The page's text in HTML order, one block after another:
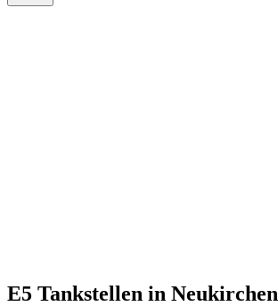
E5 Tankstellen in Neukirchen